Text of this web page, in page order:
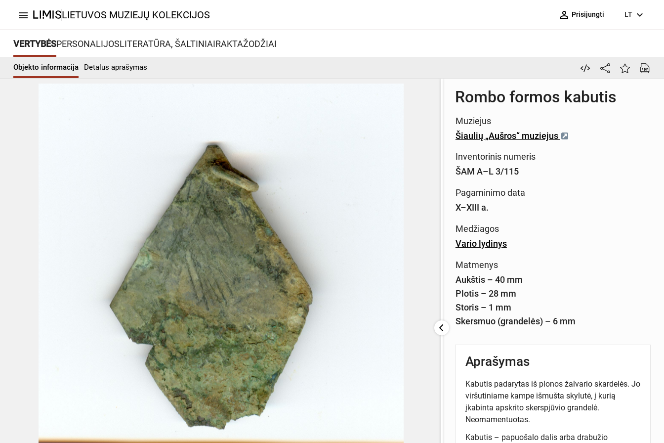
menu LIETUVOS MUZIEJŲ KOLEKCIJOS person_outline Prisijungti LT expand_more
VERTYBĖSPERSONALIJOSLITERATŪRA, ŠALTINIAIRAKTAŽODŽIAI
Objekto informacija Detalus aprašymas
Rombo formos kabutis
Muziejus
Šiaulių „Aušros“ muziejus
Inventorinis numeris
ŠAM A–L 3/115
Pagaminimo data
X–XIII a.
Medžiagos
Vario lydinys
Matmenys
Aukštis – 40 mm
Plotis – 28 mm
Storis – 1 mm
Skersmuo (grandelės) – 6 mm
Aprašymas
Kabutis padarytas iš plonos žalvario skardelės. Jo
viršutiniame kampe išmušta skylutė, į kurią
įkabinta apskrito skerspjūvio grandelė.
Neornamentuotas.
Kabutis – papuošalo dalis arba drabužio